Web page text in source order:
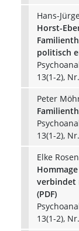
Hans-
Horst-
politisch
13(1-2),
Peter
13(1-2),
Elke
verbindet
(PDF)
13(1-2),